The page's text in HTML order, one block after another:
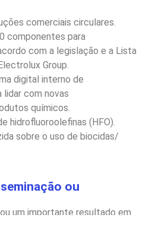
comerciais circulares.
componentes para
com a legislação e a Lista
Group.
digital interno de
lidar com novas
químicos.
hidrofluoroolefinas (HFO).
sobre o uso de biocidas/
ou
um importante resultado em